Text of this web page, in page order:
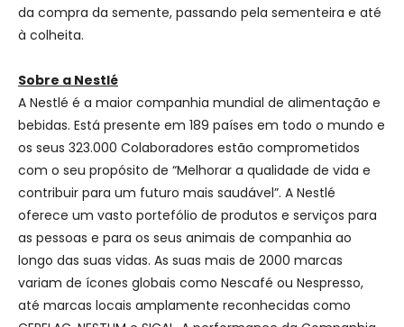
da compra da semente, passando pela sementeira e até
à colheita.
Sobre a Nestlé
A Nestlé é a maior companhia mundial de alimentação e
bebidas. Está presente em 189 países em todo o mundo e
os seus 323.000 Colaboradores estão comprometidos
com o seu propósito de “Melhorar a qualidade de vida e
contribuir para um futuro mais saudável”. A Nestlé
oferece um vasto portefólio de produtos e serviços para
as pessoas e para os seus animais de companhia ao
longo das suas vidas. As suas mais de 2000 marcas
variam de ícones globais como Nescafé ou Nespresso,
até marcas locais amplamente reconhecidas como